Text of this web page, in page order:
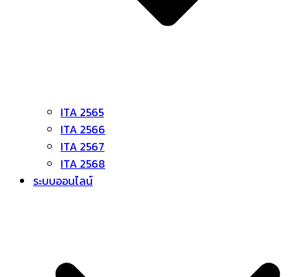
ITA 2565
ITA 2566
ITA 2567
ITA 2568
ระบบออนไลน์